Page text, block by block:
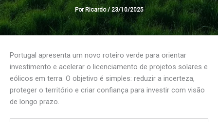
Por Ricardo/23/10/2025
Portugal apresenta um novo roteiro verde para orientar
investimento e acelerar o licenciamento de projetos solares e
eólicos em terra. O objetivo é simples: reduzir a incerteza,
proteger o território e criar confiança para investir com visão
de longo prazo.